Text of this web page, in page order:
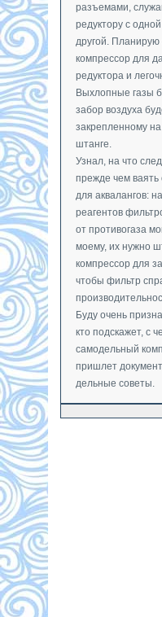
разъемами,
редуктору с
другой.
компрессор для
редуктора и
Выхлопные газы
забор воздуха
закрепленному
штанге.
Узнал, на что
прежде чем
для аквалангов:
реагентов
от противогаза
моему, их нужно
компрессор для
чтобы фильтр
Буду очень
кто подскажет, с
самодельный
пришлет
дельные советы.